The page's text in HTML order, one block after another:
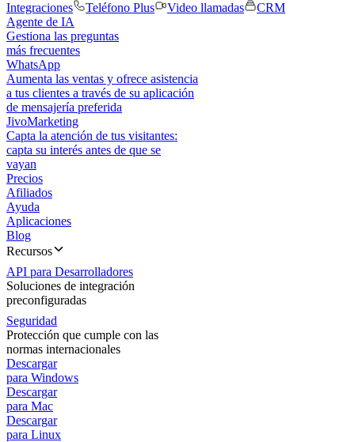
Integraciones
Teléfono Plus Video llamadas
CRM
Agente de IA
Gestiona las preguntas
más frecuentes
WhatsApp
Aumenta las ventas y ofrece asistencia
a tus clientes a través de su aplicación
de mensajería preferida
JivoMarketing
Capta la atención de tus visitantes:
capta su interés antes de que se
vayan
Precios
Afiliados
Ayuda
Aplicaciones
Blog
Recursos
API para Desarrolladores
Soluciones de integración
preconfiguradas
Seguridad
Protección que cumple con las
normas internacionales
Descargar
para Windows
Descargar
para Mac
Descargar
para Linux